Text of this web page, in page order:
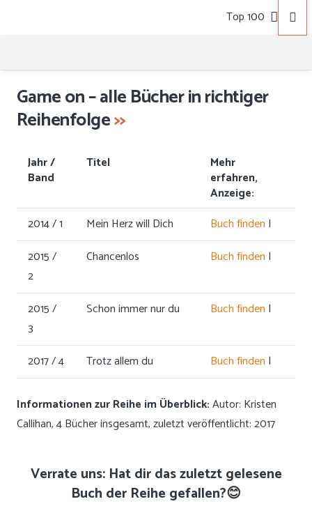
Top 100
Game on – alle Bücher in richtiger
Reihenfolge>>
Jahr /
Band
Titel
Mehr
erfahren,
Anzeige:
2014 / 1
Mein Herz will Dich Buch finden |
2015 /
2
Chancenlos Buch finden |
2015 /
3
Schon immer nur du Buch finden |
2017 / 4 Trotz allem du Buch finden |
Informationen zur Reihe im Überblick:Autor: Kristen
Callihan, 4 Bücher insgesamt, zuletzt veröffentlicht: 2017
Verrate uns: Hat dir das zuletzt gelesene
Buch der Reihe gefallen?😊